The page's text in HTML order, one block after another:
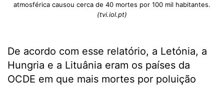
atmosférica causou cerca de 40 mortes por 100 mil habitantes.
(tvi.iol.pt)
De acordo com esse relatório, a Letónia, a
Hungria e a Lituânia eram os países da
OCDE em que mais mortes por poluição